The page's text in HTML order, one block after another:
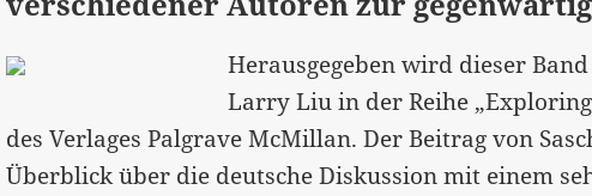
Herausgegeben wird dieser
Larry Liu in der Reihe
des Verlages Palgrave McMillan. Der Beitrag von
Überblick über die deutsche Diskussion mit einem